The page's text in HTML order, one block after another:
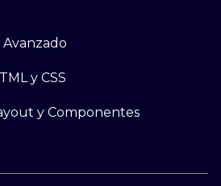
y CSS
y Componentes